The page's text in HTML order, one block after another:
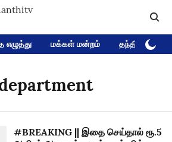
எழுத்து மக்கள் மன்றம் தந்தி டிவி
#BREAKING || இதை செய்தால் ரூ.5